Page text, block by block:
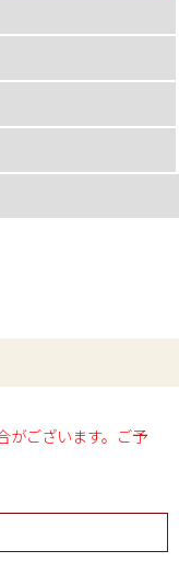
がございます。ご予